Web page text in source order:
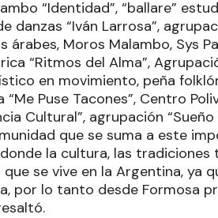
“Identidad”, “ballare”
danzas “Iván Larrosa”,
árabes, Moros Malambo, Sys
“Ritmos del Alma”,
en movimiento, peña
Puse Tacones”, Centro
Cultural”, agrupación “Sueño
que se suma a este
la cultura, las
se vive en la Argentina, ya
por lo tanto desde Formosa